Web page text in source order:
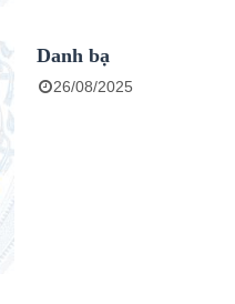
Danh bạ
26/08/2025